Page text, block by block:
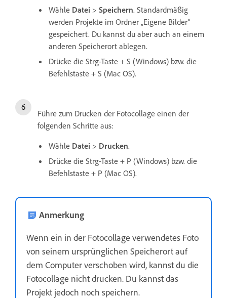
Wähle Datei > Speichern. Standardmäßig
werden Projekte im Ordner „Eigene Bilder“
gespeichert. Du kannst du aber auch an einem
anderen Speicherort ablegen.
Drücke die Strg-Taste + S (Windows) bzw. die
Befehlstaste + S (Mac OS).
Führe zum Drucken der Fotocollage einen der
folgenden Schritte aus:
Wähle Datei > Drucken.
Drücke die Strg-Taste + P (Windows) bzw. die
Befehlstaste + P (Mac OS).
Anmerkung
Wenn ein in der Fotocollage verwendetes Foto
von seinem ursprünglichen Speicherort auf
dem Computer verschoben wird, kannst du die
Fotocollage nicht drucken. Du kannst das
Projekt jedoch noch speichern.